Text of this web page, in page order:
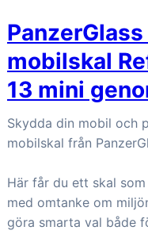
mobilskal
13 mini
Skydda din mobil och
mobilskal från
Här får du ett skal
med omtanke om
göra smarta val både